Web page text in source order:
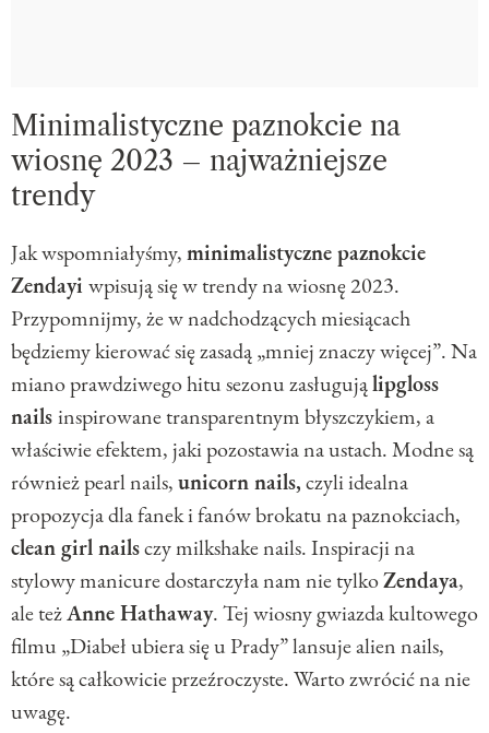
Minimalistyczne paznokcie na
wiosnę 2023 – najważniejsze
trendy
Jak wspomniałyśmy,minimalistyczne paznokcie
Zendayi wpisują się w trendy na wiosnę 2023.
Przypomnijmy, że w nadchodzących miesiącach
będziemy kierować się zasadą „mniej znaczy więcej”. Na
miano prawdziwego hitu sezonu zasługująlipgloss
nailsinspirowane transparentnym błyszczykiem, a
właściwie efektem, jaki pozostawia na ustach. Modne są
również pearl nails,unicorn nails,czyli idealna
propozycja dla fanek i fanów brokatu na paznokciach,
clean girl nailsczy milkshake nails. Inspiracji na
stylowy manicure dostarczyła nam nie tylkoZendaya,
ale teżAnne Hathaway. Tej wiosny gwiazda kultowego
filmu „Diabeł ubiera się u Prady” lansuje alien nails,
które są całkowicie przeźroczyste. Warto zwrócić na nie
uwagę.